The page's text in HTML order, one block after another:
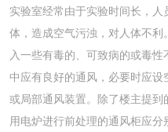
实验室经常由于实验时间长，
体，造成空气污浊，对人体不
入一些有毒的、可致病的或毒
中应有良好的通风，必要时应
或局部通风装置。除了楼主提
用电炉进行前处理的通风柜应